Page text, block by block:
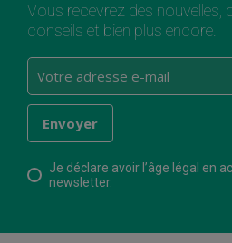
Vous recevrez des nouvelles,
conseils et bien plus encore.
Je déclare avoir l’âge légal en
newsletter.